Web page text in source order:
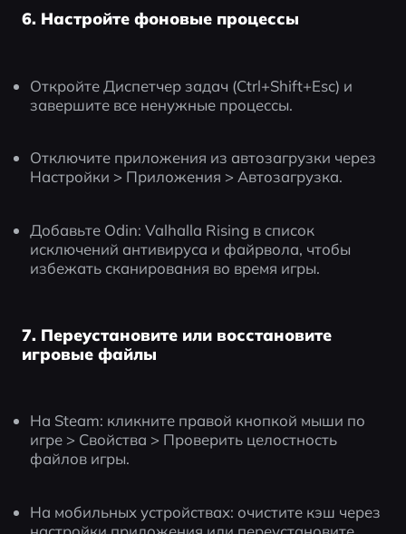
6. Настройте фоновые процессы
Откройте Диспетчер задач (Ctrl+Shift+Esc) и
завершите все ненужные процессы.
Отключите приложения из автозагрузки через
Настройки > Приложения > Автозагрузка.
Добавьте Odin: Valhalla Rising в список
исключений антивируса и файрвола, чтобы
избежать сканирования во время игры.
7. Переустановите или восстановите
игровые файлы
На Steam: кликните правой кнопкой мыши по
игре > Свойства > Проверить целостность
файлов игры.
На мобильных устройствах: очистите кэш через